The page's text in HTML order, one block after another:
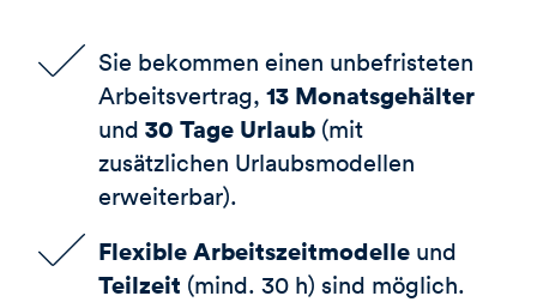
Sie bekommen einen unbefristeten
Arbeitsvertrag, 13 Monatsgehälter
und 30 Tage Urlaub (mit
zusätzlichen Urlaubsmodellen
erweiterbar).
Flexible Arbeitszeitmodelle und
Teilzeit (mind. 30 h) sind möglich.